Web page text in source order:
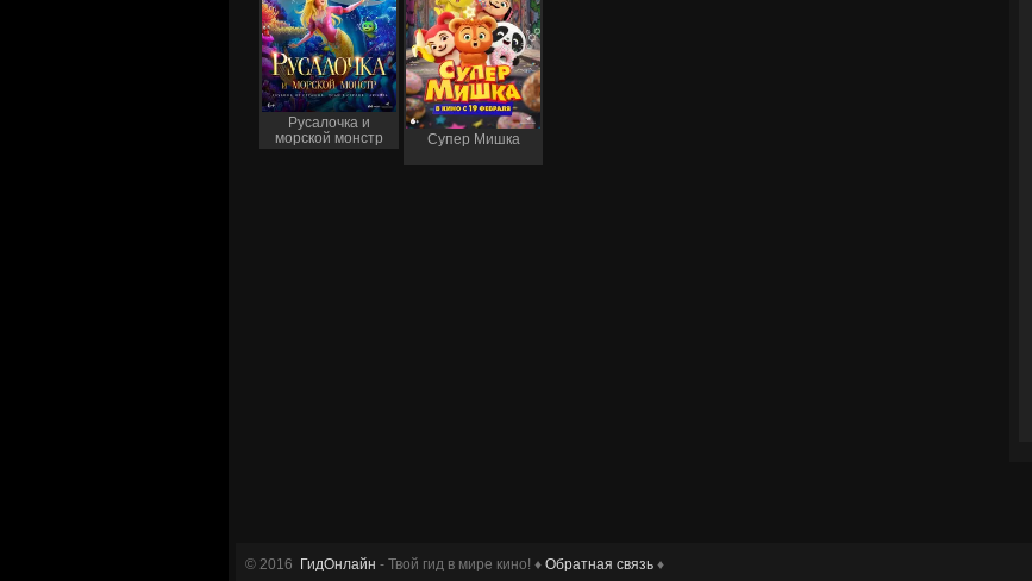
Русалочка и
морской монстр
Супер Мишка
© 2016 ГидОнлайн - Твой гид в мире кино! ♦ Обратная связь ♦